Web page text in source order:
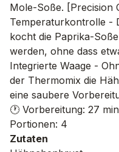
Mole-Soße. [Precision
Temperaturkontrolle -
kocht die Paprika-
werden, ohne dass
Integrierte Waage -
der Thermomix die
eine saubere
🕐 Vorbereitung: 27 min
Portionen: 4
Zutaten